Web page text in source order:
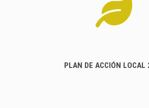
PLAN DE ACCIÓN LOCAL